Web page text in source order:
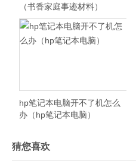
（书香家庭事迹材料）
hp笔记本电脑开不了机怎么
办（hp笔记本电脑）
猜您喜欢